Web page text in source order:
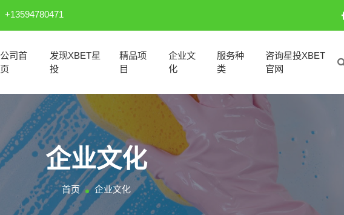
+13594780471
公司首
页
发现XBET星
投
精品项
目
企业文
化
服务种
类
咨询星投XBET
官网
企业文化
首页 企业文化